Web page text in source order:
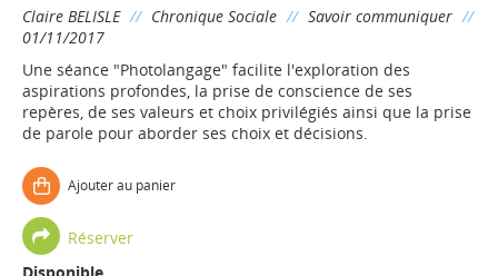
Claire BELISLE // Chronique Sociale // Savoir communiquer //
01/11/2017
Une séance "Photolangage" facilite l'exploration des
aspirations profondes, la prise de conscience de ses
repères, de ses valeurs et choix privilégiés ainsi que la prise
de parole pour aborder ses choix et décisions.
Ajouter au panier
Réserver